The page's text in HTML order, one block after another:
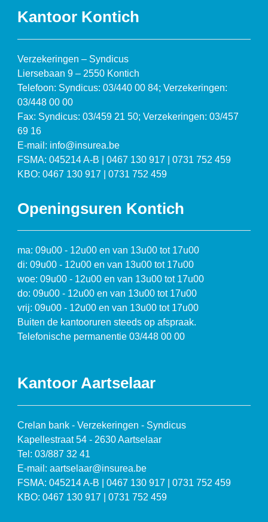
Kantoor Kontich
Verzekeringen – Syndicus
Liersebaan 9 – 2550 Kontich
Telefoon: Syndicus: 03/440 00 84; Verzekeringen:
03/448 00 00
Fax: Syndicus: 03/459 21 50; Verzekeringen: 03/457
69 16
E-mail: info@insurea.be
FSMA: 045214 A-B | 0467 130 917 | 0731 752 459
KBO: 0467 130 917 | 0731 752 459
Openingsuren Kontich
ma: 09u00 - 12u00 en van 13u00 tot 17u00
di: 09u00 - 12u00 en van 13u00 tot 17u00
woe: 09u00 - 12u00 en van 13u00 tot 17u00
do: 09u00 - 12u00 en van 13u00 tot 17u00
vrij: 09u00 - 12u00 en van 13u00 tot 17u00
Buiten de kantooruren steeds op afspraak.
Telefonische permanentie 03/448 00 00
Kantoor Aartselaar
Crelan bank - Verzekeringen - Syndicus
Kapellestraat 54 - 2630 Aartselaar
Tel: 03/887 32 41
E-mail: aartselaar@insurea.be
FSMA: 045214 A-B | 0467 130 917 | 0731 752 459
KBO: 0467 130 917 | 0731 752 459